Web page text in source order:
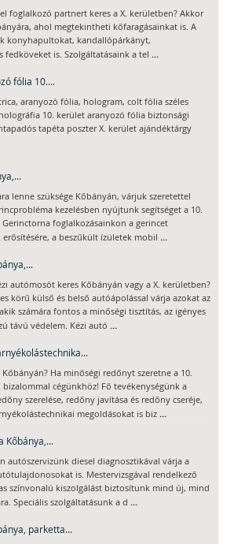
foglalkozó partnert keres a X. kerületben? Akkor
ahol megtekintheti kőfaragásainkat is. A
konyhapultokat, kandallópárkányt,
fedköveket is. Szolgáltatásaink a tel ...
fólia 10....
aranyozó fólia, hologram, colt fólia széles
10. kerület aranyozó fólia biztonsági
tapéta poszter X. kerület ajándéktárgy
lenne szüksége Kőbányán, várjuk szeretettel
kezelésben nyújtunk segítséget a 10.
Gerinctorna foglalkozásainkon a gerincet
a beszűkült ízületek mobil ...
autómosót keres Kőbányán vagy a X. kerületben?
körű külső és belső autóápolással várja azokat az
számára fontos a minőségi tisztítás, az igényes
távú védelem. Kézi autó ...
Ha minőségi redőnyt szeretne a 10.
cégünkhöz! Fő tevékenységünk a
szerelése, redőny javítása és redőny cseréje,
megoldásokat is biz ...
Kőbánya,...
autószervizünk diesel diagnosztikával várja a
is. Mestervizsgával rendelkező
színvonalú kiszolgálást biztosítunk mind új, mind
Speciális szolgáltatásunk a d ...
parketta...